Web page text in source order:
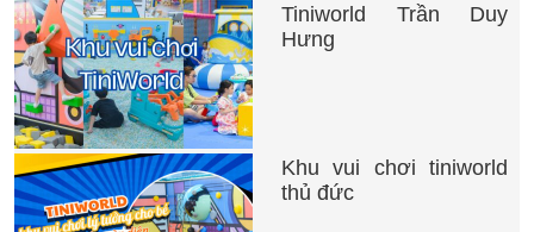
Tiniworld Trần Duy
Hưng
Khu vui chơi tiniworld
thủ đức